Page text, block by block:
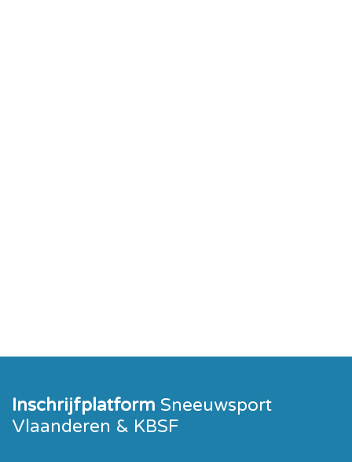
Inschrijfplatform Sneeuwsport
Vlaanderen & KBSF